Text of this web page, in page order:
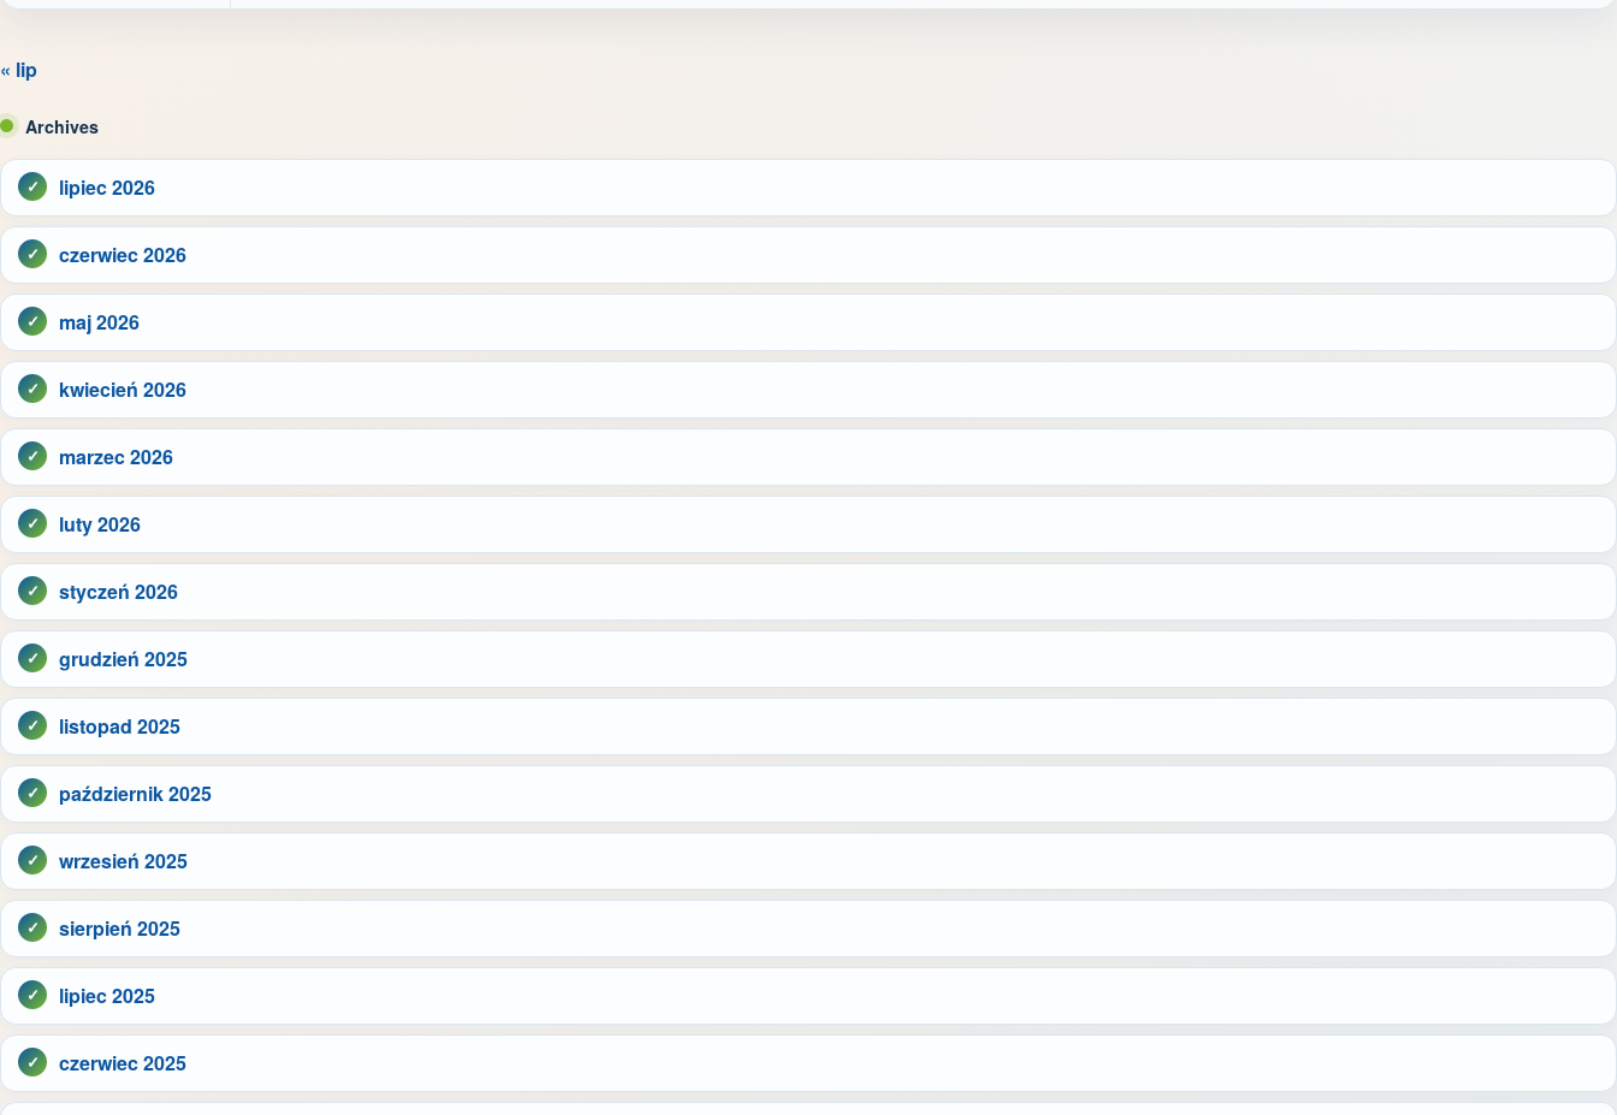
« lip
Archives
lipiec 2026
czerwiec 2026
maj 2026
kwiecień 2026
marzec 2026
luty 2026
styczeń 2026
grudzień 2025
listopad 2025
październik 2025
wrzesień 2025
sierpień 2025
lipiec 2025
czerwiec 2025